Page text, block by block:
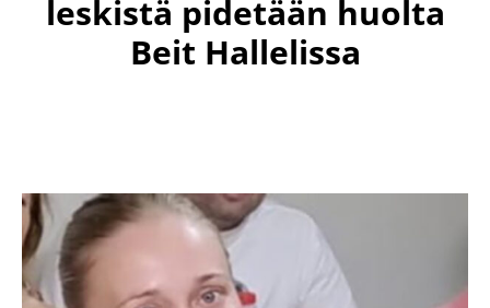
leskistä pidetään huolta
Beit Hallelissa